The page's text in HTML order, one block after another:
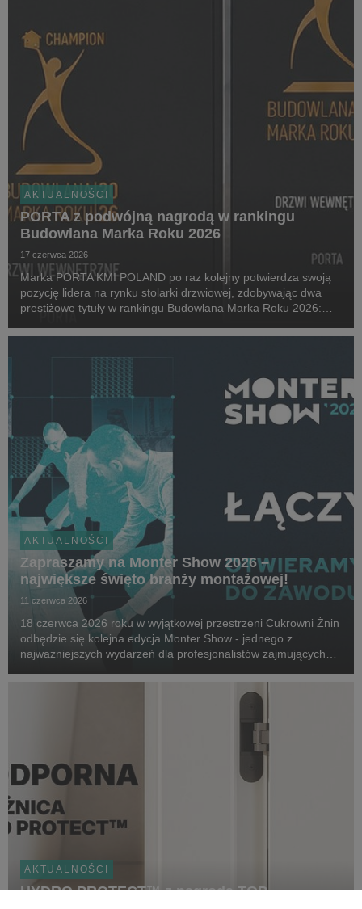
AKTUALNOŚCI
PORTA z podwójną nagrodą w rankingu
Budowlana Marka Roku 2026
17 czerwca 2026
Marka PORTA KMI POLAND po raz kolejny potwierdza swoją
pozycję lidera na rynku stolarki drzwiowej, zdobywając dwa
prestiżowe tytuły w rankingu Budowlana Marka Roku 2026:
oraz Champion Roku 2026.
AKTUALNOŚCI
Zapraszamy na Monter Show 2026 –
największe święto branży montażowej!
11 czerwca 2026
18 czerwca 2026 roku w wyjątkowej przestrzeni Cukrowni Żnin
odbędzie się kolejna edycja Monter Show - jednego z
najważniejszych wydarzeń dla profesjonalistów zajmujących
jest Stowarzyszenie Monterów Stolarki, a w...
AKTUALNOŚCI
HYDRO PROTECT™ z nagrodą TOP